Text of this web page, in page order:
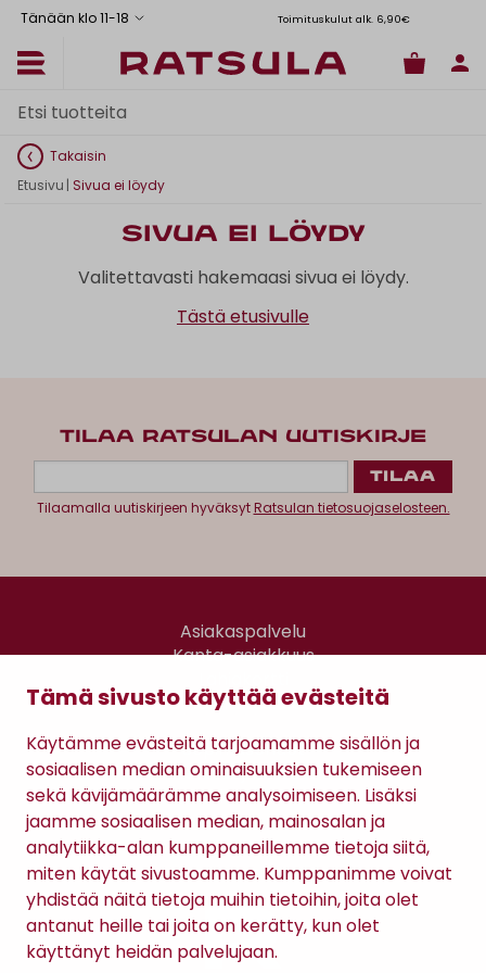
Tämä sivusto käyttää evästeitä
Käytämme evästeitä tarjoamamme sisällön ja
sosiaalisen median ominaisuuksien tukemiseen
sekä kävijämäärämme analysoimiseen. Lisäksi
jaamme sosiaalisen median, mainosalan ja
analytiikka-alan kumppaneillemme tietoja siitä,
miten käytät sivustoamme. Kumppanimme voivat
yhdistää näitä tietoja muihin tietoihin, joita olet
antanut heille tai joita on kerätty, kun olet
käyttänyt heidän palvelujaan.
Tänään klo 11-18 Toimituskulut alk. 6,90€
Takaisin
Etusivu | Sivua ei löydy
Sivua ei löydy
Valitettavasti hakemaasi sivua ei löydy.
Tästä etusivulle
TILAA RATSULAN UUTISKIRJE
Tilaamalla uutiskirjeen hyväksytRatsulan tietosuojaselosteen.
Asiakaspalvelu
Kanta-asiakkuus
Gomee Ratsula Café
Sopimusehdot
Tietosuojaseloste
Maksutavat